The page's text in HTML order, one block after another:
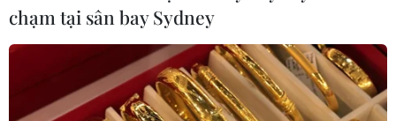
Vụ sóng cuốn trôi tại Sơn Trà: Xuyên
đêm tìm kiếm 2 nạn nhân còn lại
chạm tại sân bay Sydney